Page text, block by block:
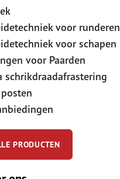
voor runderen
voor schapen
voor Paarden
schrikdraadafrastering
PRODUCTEN